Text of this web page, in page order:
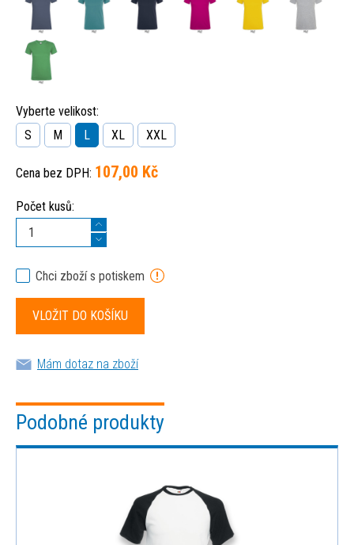
Vyberte velikost:
S
M L XL XXL
Cena bez DPH: 107,00 Kč
Počet kusů:
Chci zboží s potiskem
Mám dotaz na zboží
Podobné produkty